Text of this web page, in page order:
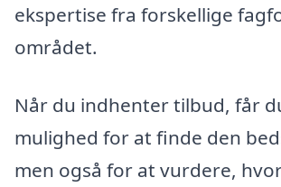
ekspertise fra forskellige
området.
Når du indhenter tilbud, får
mulighed for at finde den
men også for at vurdere,